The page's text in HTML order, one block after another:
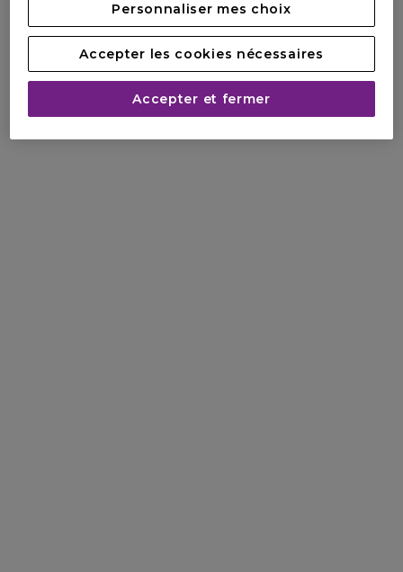
Personnaliser mes choix
Accepter les cookies nécessaires
Accepter et fermer